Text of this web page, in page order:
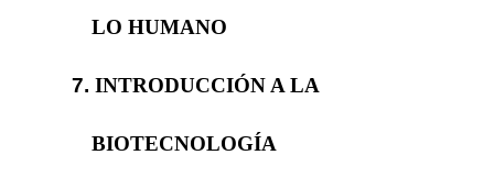
LO HUMANO
7.INTRODUCCIÓN A LA
BIOTECNOLOGÍA